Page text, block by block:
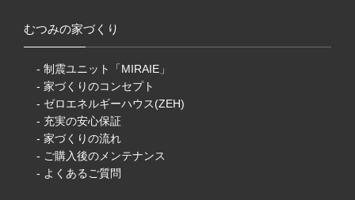
むつみの家づくり
- 制震ユニット「MIRAIE」
- 家づくりのコンセプト
- ゼロエネルギーハウス(ZEH)
- 充実の安心保証
- 家づくりの流れ
- ご購入後のメンテナンス
- よくあるご質問